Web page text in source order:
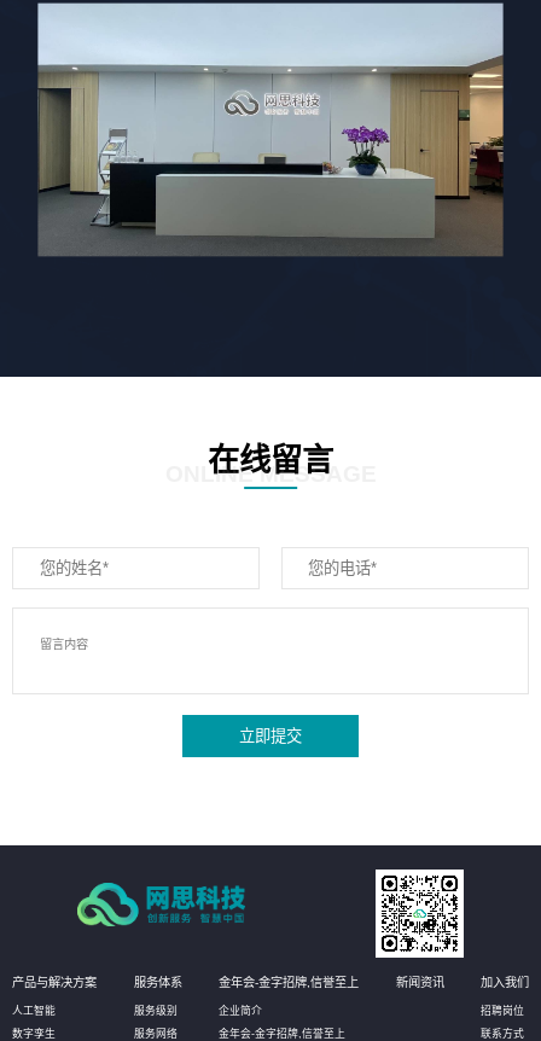
在线留言
ONLINE MESSAGE
立即提交
产品与解决方案
人工智能
数字孪生
服务体系
服务级别
服务网络
金年会-金字招牌,信誉至上
企业简介
金年会-金字招牌,信誉至上
新闻资讯 加入我们
招聘岗位
联系方式